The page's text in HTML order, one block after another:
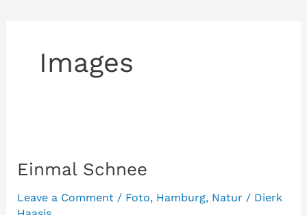
Images
Einmal Schnee
Leave a Comment / Foto, Hamburg, Natur / Dierk